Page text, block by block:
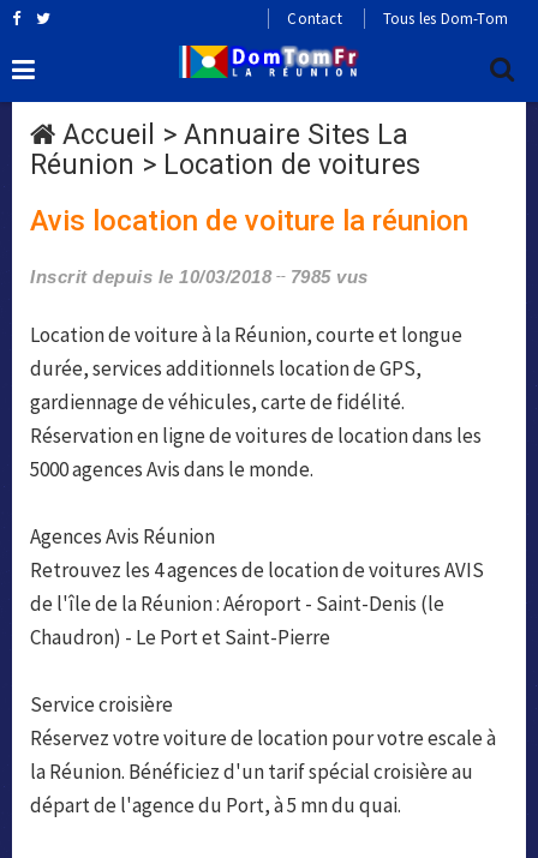
Contact Tous les Dom-Tom
Accueil > Annuaire Sites La
Réunion > Location de voitures
Avis location de voiture la réunion
Inscrit depuis le 10/03/2018 7985 vus
Location de voiture à la Réunion, courte et longue
durée, services additionnels location de GPS,
gardiennage de véhicules, carte de fidélité.
Réservation en ligne de voitures de location dans les
5000 agences Avis dans le monde.
Agences Avis Réunion
Retrouvez les 4 agences de location de voitures AVIS
de l'île de la Réunion : Aéroport - Saint-Denis (le
Chaudron) - Le Port et Saint-Pierre
Service croisière
Réservez votre voiture de location pour votre escale à
la Réunion. Bénéficiez d'un tarif spécial croisière au
départ de l'agence du Port, à 5 mn du quai.